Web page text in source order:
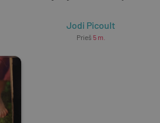
Jodi Picoult
Prieš 5 m.